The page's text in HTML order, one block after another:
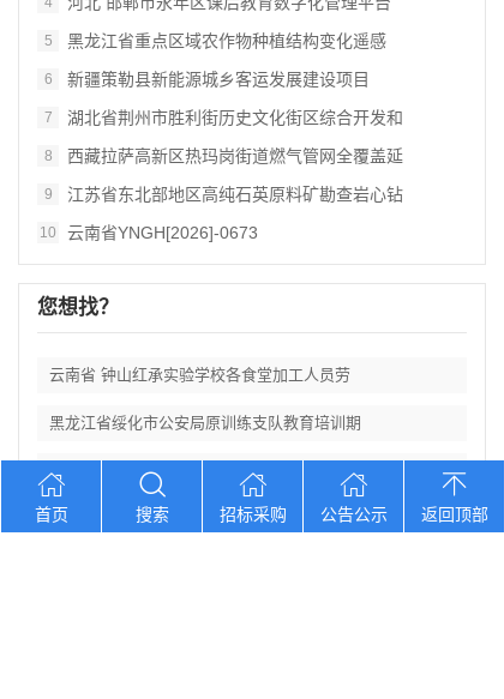
5 黑龙江省重点区域农作物种植结构变化遥感
6 新疆策勒县新能源城乡客运发展建设项目
7 湖北省荆州市胜利街历史文化街区综合开发和
8 西藏拉萨高新区热玛岗街道燃气管网全覆盖延
9 江苏省东北部地区高纯石英原料矿勘查岩心钻
10 云南省YNGH[2026]-0673
您想找？
云南省 钟山红承实验学校各食堂加工人员劳
黑龙江省绥化市公安局原训练支队教育培训期
北京市东方汇美改造工程拆除项目竞争性磋商
河北 邯郸市永年区课后教育数字化管理平台
首页 搜索 招标采购 公告公示 返回顶部